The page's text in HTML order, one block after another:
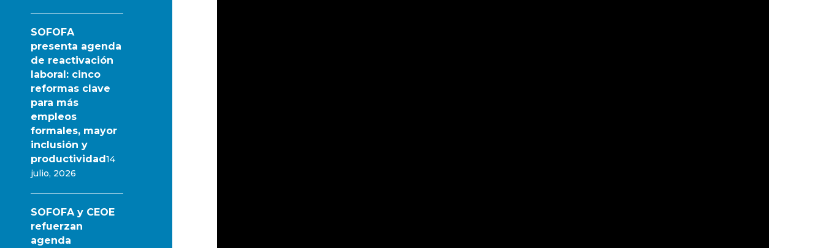
SOFOFA
presenta agenda
de reactivación
laboral: cinco
reformas clave
para más
empleos
formales, mayor
inclusión y
productividad14
julio, 2026
SOFOFA y CEOE
refuerzan
agenda